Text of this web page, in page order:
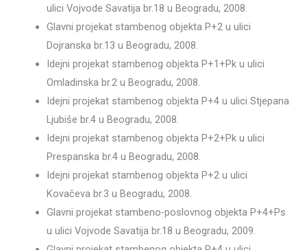
ulici Vojvode Savatija br.18 u Beogradu, 2008.
Glavni projekat stambenog objekta P+2 u ulici
Dojranska br.13 u Beogradu, 2008.
Idejni projekat stambenog objekta P+1+Pk u ulici
Omladinska br.2 u Beogradu, 2008.
Idejni projekat stambenog objekta P+4 u ulici Stjepana
Ljubiše br.4 u Beogradu, 2008.
Idejni projekat stambenog objekta P+2+Pk u ulici
Prespanska br.4 u Beogradu, 2008.
Idejni projekat stambenog objekta P+2 u ulici
Kovačeva br.3 u Beogradu, 2008.
Glavni projekat stambeno-poslovnog objekta P+4+Ps
u ulici Vojvode Savatija br.18 u Beogradu, 2009.